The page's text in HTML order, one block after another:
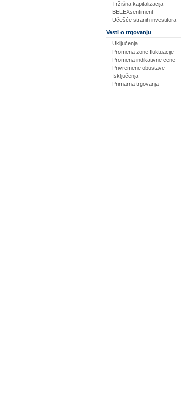
Tržišna kapitalizacija
BELEXsentiment
Učešće stranih investitora
Vesti o trgovanju
Uključenja
Promena zone fluktuacije
Promena indikativne cene
Privremene obustave
Isključenja
Primarna trgovanja